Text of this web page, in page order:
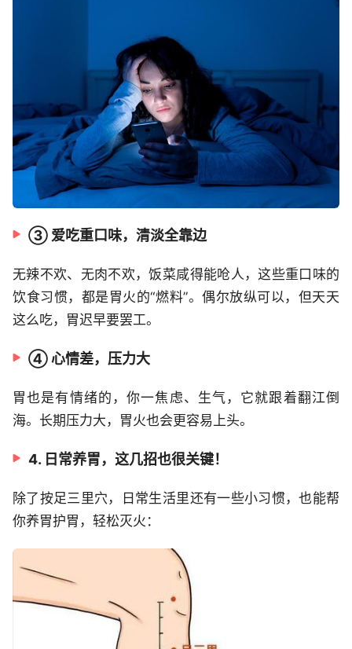
③ 爱吃重口味，清淡全靠边
无辣不欢、无肉不欢，饭菜咸得能呛人，这些重口味的
饮食习惯，都是胃火的“燃料”。偶尔放纵可以，但天天
这么吃，胃迟早要罢工。
④ 心情差，压力大
胃也是有情绪的，你一焦虑、生气，它就跟着翻江倒
海。长期压力大，胃火也会更容易上头。
4. 日常养胃，这几招也很关键！
除了按足三里穴，日常生活里还有一些小习惯，也能帮
你养胃护胃，轻松灭火：